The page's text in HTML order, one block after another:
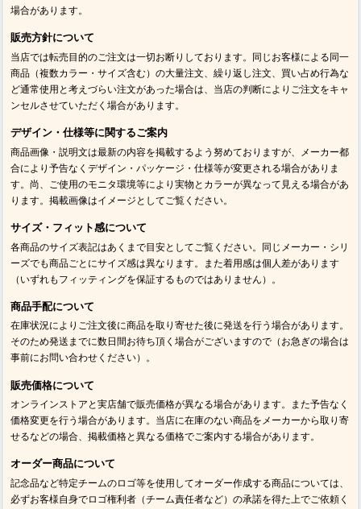
場合があります。
販売方針について
当店では転売目的のご注文は一切お断りしております。同じお客様による同一
商品（複数カラー・サイズ含む）の大量注文、繰り返し注文、買い占め行為な
ど通常使用と考えづらい注文があった場合は、当店の判断によりご注文をキャ
ンセルさせていただく場合があります。
デザイン・仕様等に関するご案内
商品画像・説明文は最新の内容を掲載するよう努めておりますが、メーカー都
合により予告なくデザイン・パッケージ・仕様等が変更される場合がありま
す。尚、ご使用のモニタ環境等により実物とカラーが異なって見える場合があ
ります。掲載画像はイメージとしてご覧ください。
サイズ・フィット感について
各商品のサイズ表記はあくまで目安としてご覧ください。同じメーカー・シリ
ーズでも商品ごとにサイズ感は異なります。また着用感は個人差があります
（いずれもフィッティングを保証するものではありません）。
商品手配について
在庫状況によりご注文後に商品を取り寄せた後に発送を行う場合があります。
そのため発送までに数日間お待ち頂く場合がございますので（お急ぎの場合は
事前にお問い合わせください）。
販売価格について
オンラインストアと実店舗で販売価格が異なる場合があります。また予告なく
価格変更を行う場合があります。当店に在庫のない商品をメーカーから取り寄
せるなどの場合、掲載価格と異なる価格でご案内する場合があります。
オーダー商品について
記念品など特定チームのロゴ等を使用してオーダー作成する商品については、
必ずお客様自身でロゴ権利者（チーム責任者など）の承諾を得た上でご依頼く